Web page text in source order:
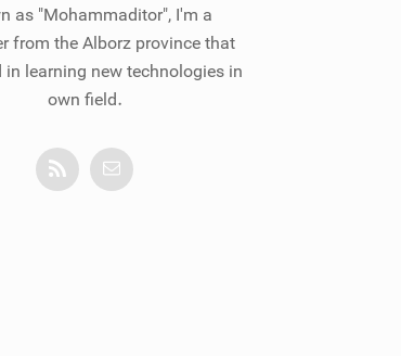
as "Mohammaditor", I'm a
from the Alborz province that
in learning new technologies in
own field.